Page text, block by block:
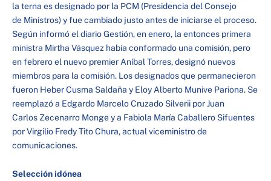
la terna es designado por la PCM (Presidencia del Consejo
de Ministros) y fue cambiado justo antes de iniciarse el proceso.
Según informó el diario Gestión, en enero, la entonces primera
ministra Mirtha Vásquez había conformado una comisión, pero
en febrero el nuevo premier Aníbal Torres, designó nuevos
miembros para la comisión. Los designados que permanecieron
fueron Heber Cusma Saldaña y Eloy Alberto Munive Pariona. Se
reemplazó a Edgardo Marcelo Cruzado Silverii por Juan
Carlos Zecenarro Monge y a Fabiola María Caballero Sifuentes
por Virgilio Fredy Tito Chura, actual viceministro de
comunicaciones.
Selección idónea